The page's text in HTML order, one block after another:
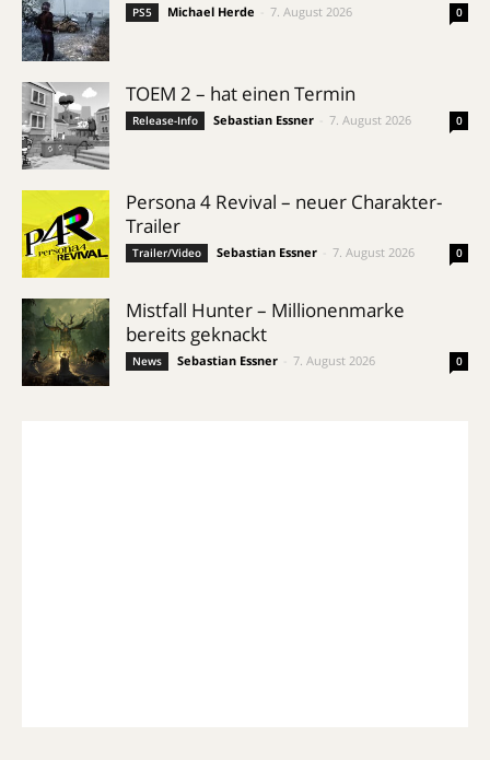
PS5 Michael Herde 7. August 2026 0
TOEM 2 – hat einen Termin
Release-Info Sebastian Essner 7. August 2026 0
Persona 4 Revival – neuer Charakter-
Trailer
Trailer/Video Sebastian Essner 7. August 2026 0
Mistfall Hunter – Millionenmarke
bereits geknackt
News Sebastian Essner 7. August 2026 0